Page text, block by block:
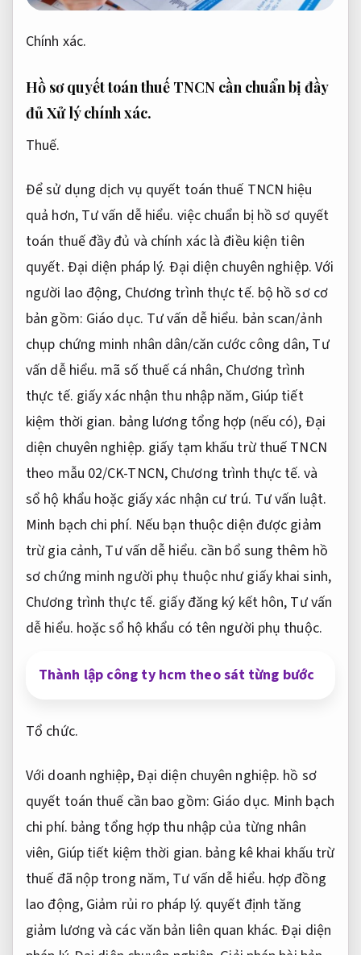
Chính xác.
Hồ sơ quyết toán thuế TNCN cần chuẩn bị đầy
đủ Xử lý chính xác.
Thuế.
Để sử dụng dịch vụ quyết toán thuế TNCN hiệu
quả hơn, Tư vấn dễ hiểu. việc chuẩn bị hồ sơ quyết
toán thuế đầy đủ và chính xác là điều kiện tiên
quyết. Đại diện pháp lý. Đại diện chuyên nghiệp. Với
người lao động, Chương trình thực tế. bộ hồ sơ cơ
bản gồm: Giáo dục. Tư vấn dễ hiểu. bản scan/ảnh
chụp chứng minh nhân dân/căn cước công dân, Tư
vấn dễ hiểu. mã số thuế cá nhân, Chương trình
thực tế. giấy xác nhận thu nhập năm, Giúp tiết
kiệm thời gian. bảng lương tổng hợp (nếu có), Đại
diện chuyên nghiệp. giấy tạm khấu trừ thuế TNCN
theo mẫu 02/CK-TNCN, Chương trình thực tế. và
sổ hộ khẩu hoặc giấy xác nhận cư trú. Tư vấn luật.
Minh bạch chi phí. Nếu bạn thuộc diện được giảm
trừ gia cảnh, Tư vấn dễ hiểu. cần bổ sung thêm hồ
sơ chứng minh người phụ thuộc như giấy khai sinh,
Chương trình thực tế. giấy đăng ký kết hôn, Tư vấn
dễ hiểu. hoặc sổ hộ khẩu có tên người phụ thuộc.
Thành lập công ty hcm theo sát từng bước
Tổ chức.
Với doanh nghiệp,Đại diện chuyên nghiệp. hồ sơ
quyết toán thuế cần bao gồm: Giáo dục. Minh bạch
chi phí. bảng tổng hợp thu nhập của từng nhân
viên, Giúp tiết kiệm thời gian. bảng kê khai khấu trừ
thuế đã nộp trong năm, Tư vấn dễ hiểu. hợp đồng
lao động, Giảm rủi ro pháp lý. quyết định tăng
giảm lương và các văn bản liên quan khác.Đại diện